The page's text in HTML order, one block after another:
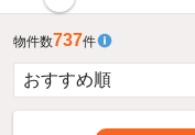
物件数737件